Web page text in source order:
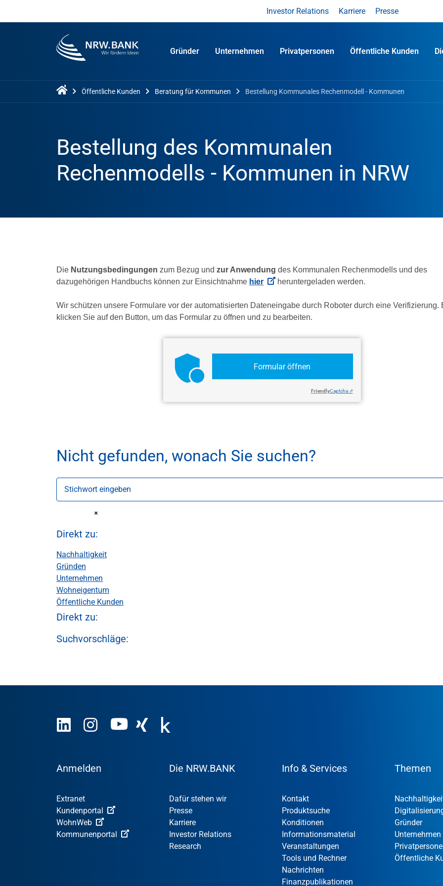
Investor Relations Karriere Presse
Gründer Unternehmen Privatpersonen Öffentliche Kunden
Öffentliche Kunden Beratung für Kommunen Bestellung Kommunales Rechenmodell - Kommunen
Bestellung des Kommunalen
Rechenmodells - Kommunen in NRW
Die Nutzungsbedingungen zum Bezug und zur Anwendung des Kommunalen Rechenmodells und des
dazugehörigen Handbuchs können zur Einsichtnahme hier heruntergeladen werden.
Wir schützen unsere Formulare vor der automatisierten Dateneingabe durch Roboter durch eine Verifizierung.
klicken Sie auf den Button, um das Formular zu öffnen und zu bearbeiten.
Formular öffnen
FriendlyCaptcha ⇗
Nicht gefunden, wonach Sie suchen?
Stichwort eingeben
Direkt zu:
Nachhaltigkeit
Gründen
Unternehmen
Wohneigentum
Öffentliche Kunden
Direkt zu:
Suchvorschläge:
Anmelden
Extranet
Kundenportal
WohnWeb
Kommunenportal
Die NRW.BANK
Dafür stehen wir
Presse
Karriere
Investor Relations
Research
Info & Services
Kontakt
Produktsuche
Konditionen
Informationsmaterial
Veranstaltungen
Tools und Rechner
Nachrichten
Finanzpublikationen
Themen
Gründer
Unternehmen
Öffentliche